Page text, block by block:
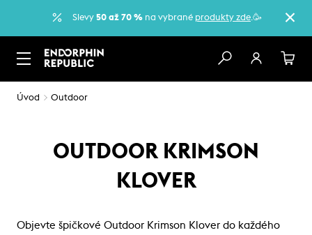
Slevy 50 až 70 % na vybrané produkty zde.🥳
Úvod Outdoor
OUTDOOR KRIMSON
KLOVER
Objevte špičkové Outdoor Krimson Klover do každého